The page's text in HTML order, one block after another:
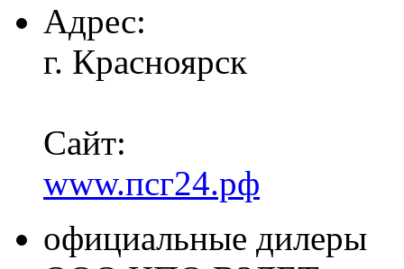
Адрес:
г. Красноярск
Сайт:
www.псг24.рф
официальные дилеры